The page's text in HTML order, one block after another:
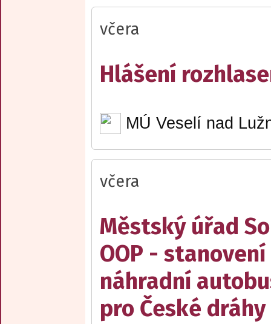
včera
Hlášení
MÚ Veselí nad
včera
Městský úřad
OOP -
náhradní
pro České dráhy